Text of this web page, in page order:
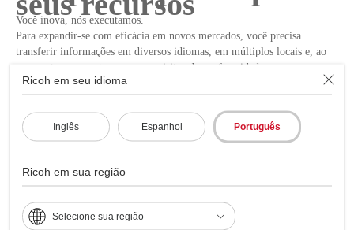
Ricoh em seu idioma
Inglês Espanhol Português
Ricoh em sua região
Selecione sua região
Você inova, nós executamos.
Para expandir-se com eficácia em novos mercados, você precisa
transferir informações em diversos idiomas, em múltiplos locais e, ao
mesmo tempo, acatar novos requisitos de conformidade e governança
locais.
Conte conosco para ajudá-lo a navegar por esses mercados emergentes.
Temos uma rede global, que se estende por mais de 194 países e
territórios ao redor do mundo. Onde quer que você precise ir, estamos
25.000 técnicos qualificados em todo o mundo cumprem um número
obrigatório de horas de treinamento a cada ano.